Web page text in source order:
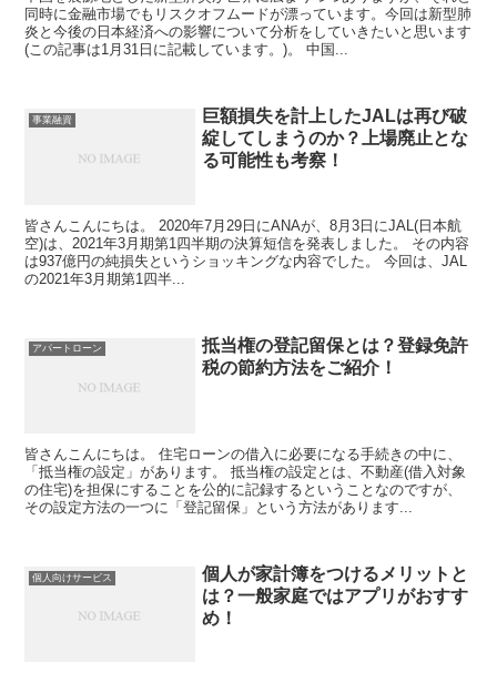
同時に金融市場でもリスクオフムードが漂っています。今回は新型肺
炎と今後の日本経済への影響について分析をしていきたいと思います
(この記事は1月31日に記載しています。)。 中国...
事業融資
巨額損失を計上したJALは再び破
綻してしまうのか？上場廃止とな
る可能性も考察！
皆さんこんにちは。 2020年7月29日にANAが、8月3日にJAL(日本航
空)は、2021年3月期第1四半期の決算短信を発表しました。 その内容
は937億円の純損失というショッキングな内容でした。 今回は、JAL
の2021年3月期第1四半...
アパートローン
抵当権の登記留保とは？登録免許
税の節約方法をご紹介！
皆さんこんにちは。 住宅ローンの借入に必要になる手続きの中に、
「抵当権の設定」があります。 抵当権の設定とは、不動産(借入対象
の住宅)を担保にすることを公的に記録するということなのですが、
その設定方法の一つに「登記留保」という方法があります...
個人向けサービス
個人が家計簿をつけるメリットと
は？一般家庭ではアプリがおすす
め！